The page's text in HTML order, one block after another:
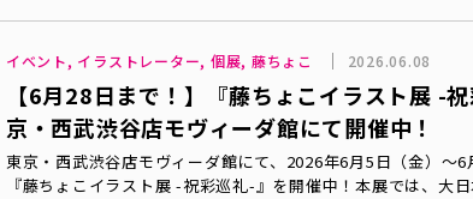
イベント, イラストレーター, 個展, 藤ちょこ 2026.06.08
【6月28日まで！】『藤ちょこイラスト展 -
京・西武渋谷店モヴィーダ館にて開催中！
東京・西武渋谷店モヴィーダ館にて、2026年6月5日（金）〜6
『藤ちょこイラスト展 -祝彩巡礼-』を開催中！本展では、大